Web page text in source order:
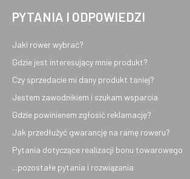
PYTANIA I ODPOWIEDZI
Jaki rower wybrać?
Gdzie jest interesujący mnie produkt?
Czy sprzedacie mi dany produkt taniej?
Jestem zawodnikiem i szukam wsparcia
Gdzie powinienem zgłosić reklamację?
Jak przedłużyć gwarancję na ramę roweru?
Pytania dotyczące realizacji bonu towarowego
...pozostałe pytania i rozwiązania